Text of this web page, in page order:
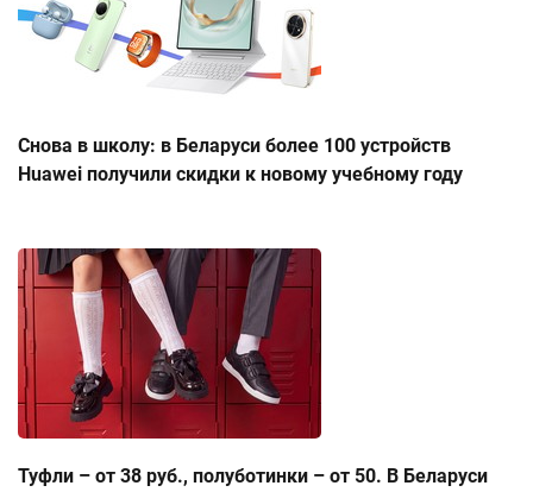
Снова в школу: в Беларуси более 100 устройств
Huawei получили скидки к новому учебному году
Туфли – от 38 руб., полуботинки – от 50. В Беларуси